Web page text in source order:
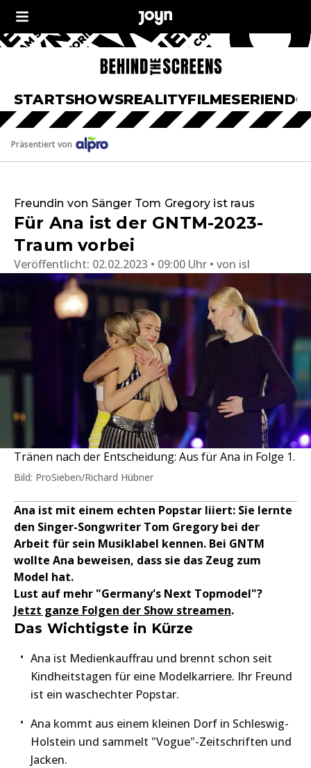
STARTSHOWSREALITYFILMESERIEN
Präsentiert von
Freundin von Sänger Tom Gregory ist raus
Für Ana ist der GNTM-2023-
Traum vorbei
Veröffentlicht: 02.02.2023 • 09:00 Uhr von isl
Tränen nach der Entscheidung: Aus für Ana in Folge 1.
Bild: ProSieben/Richard Hübner
Ana ist mit einem echten Popstar liiert: Sie lernte
den Singer-Songwriter Tom Gregory bei der
Arbeit für sein Musiklabel kennen. Bei GNTM
wollte Ana beweisen, dass sie das Zeug zum
Model hat.
Lust auf mehr "Germany's Next Topmodel"?
Jetzt ganze Folgen der Show streamen.
Das Wichtigste in Kürze
Ana ist Medienkauffrau und brennt schon seit
Kindheitstagen für eine Modelkarriere. Ihr Freund
ist ein waschechter Popstar.
Ana kommt aus einem kleinen Dorf in Schleswig-
Holstein und sammelt "Vogue"-Zeitschriften und
Jacken.